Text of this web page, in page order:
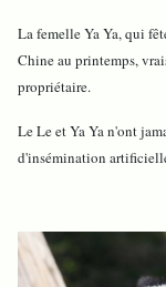
La femelle Ya Ya, qui
Chine au printemps,
propriétaire.
Le Le et Ya Ya n'ont
d'insémination